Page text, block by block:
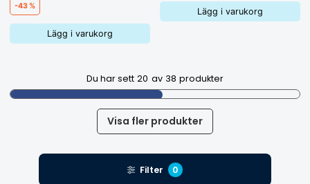
-43 %
Lägg i varukorg
Lägg i varukorg
Du har sett 20 av 38 produkter
Visa fler produkter
Filter 0